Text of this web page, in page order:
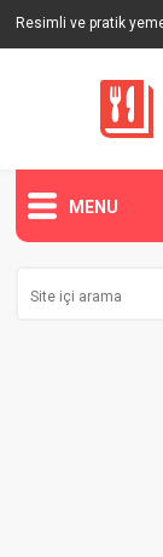
Resimli ve pratik
MENU